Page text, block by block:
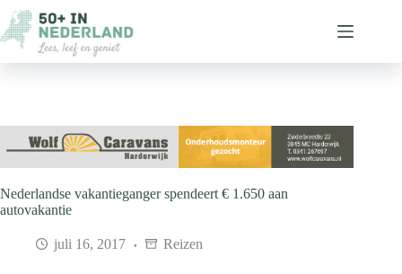
naar
de
inhoud
Nederlandse vakantieganger spendeert € 1.650 aan
autovakantie
juli 16, 2017 Reizen